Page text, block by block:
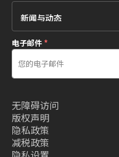
电子邮件*
无障碍访问
版权声明
隐私政策
减税政策